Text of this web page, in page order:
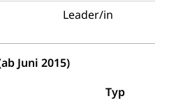
Leader/in
Juni 2015)
Typ
Militärdienstverweigerer,